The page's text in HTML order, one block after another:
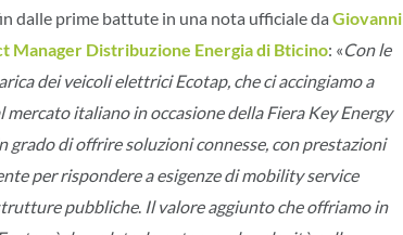
dalle prime battute in una nota ufficiale da Giovanni
Manager Distribuzione Energia di Bticino: «Con le
dei veicoli elettrici Ecotap, che ci accingiamo a
mercato italiano in occasione della Fiera Key Energy
grado di offrire soluzioni connesse, con prestazioni
per rispondere a esigenze di mobility service
pubbliche. Il valore aggiunto che offriamo in